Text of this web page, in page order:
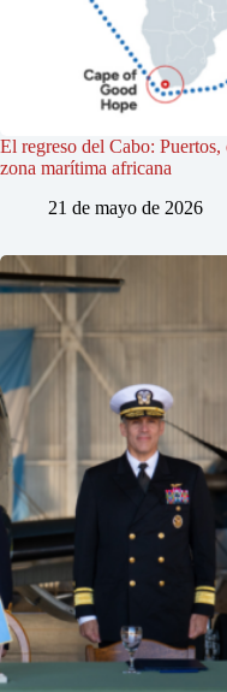
El regreso del Cabo:
zona marítima africana
21 de mayo de 2026